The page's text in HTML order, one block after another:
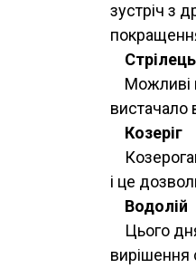
зустріч з
Стрілець
Можливі
вистачало
Козеріг
і це
Водолій
Цього
вирішення